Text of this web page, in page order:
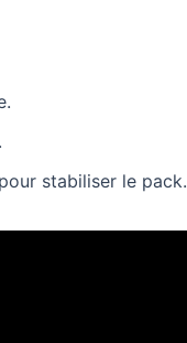
stabiliser le pack.